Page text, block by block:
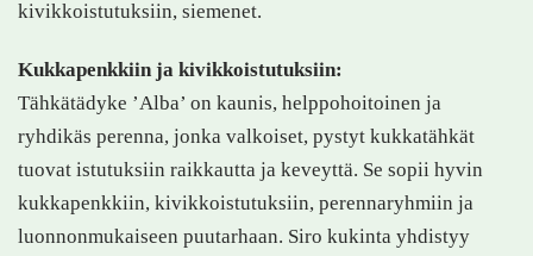
kivikkoistutuksiin, siemenet.
Kukkapenkkiin ja kivikkoistutuksiin:
Tähkätädyke ’Alba’ on kaunis, helppohoitoinen ja
ryhdikäs perenna, jonka valkoiset, pystyt kukkatähkät
tuovat istutuksiin raikkautta ja keveyttä. Se sopii hyvin
kukkapenkkiin, kivikkoistutuksiin, perennaryhmiin ja
luonnonmukaiseen puutarhaan. Siro kukinta yhdistyy